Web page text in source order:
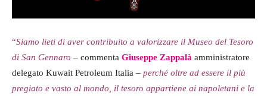
“Siamo lieti di aver contribuito a valorizzare il Museo del Tesoro
di San Gennaro – commenta Giuseppe Zappalà amministratore
delegato Kuwait Petroleum Italia – perché oltre ad essere il più
pregiato e vasto al mondo, il tesoro appartiene ai napoletani e la